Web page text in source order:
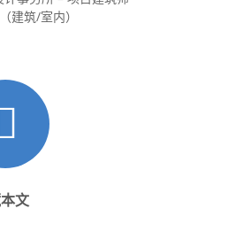
建筑/室内）
文